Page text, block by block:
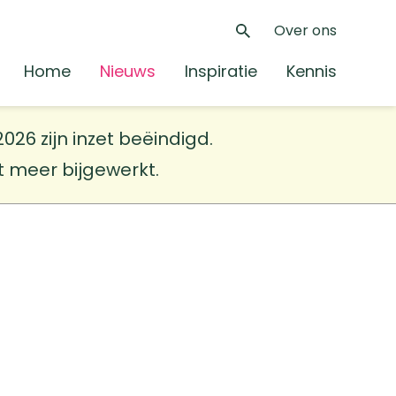
Home Nieuws Inspiratie Kennis
Zoeken
Over ons
zijn inzet beëindigd.
meer bijgewerkt.